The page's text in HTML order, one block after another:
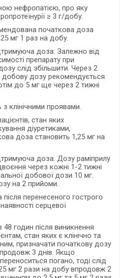
нефропатією, про яку
≥ 3 г/добу.
початкова доза
мг 1 раз на добу.
доза. Залежно від
препарату при
слід збільшити. Через 2
добову дозу рекомендується
до 5 мг ще через 2 тижні
клінічними проявами.
стан яких
діуретиками,
доза становить 1,25 мг на
доза. Дозу раміприлу
через кожні 1-2 тижні
добової дози 10 мг.
на 2 прийоми.
перенесеного гострого
серцевої
годин після виникнення
стан яких є клінічно та
призначати початкову дозу
3 днів. Якщо
погано, тоді слід
мг 2 рази на добу впродовж 2